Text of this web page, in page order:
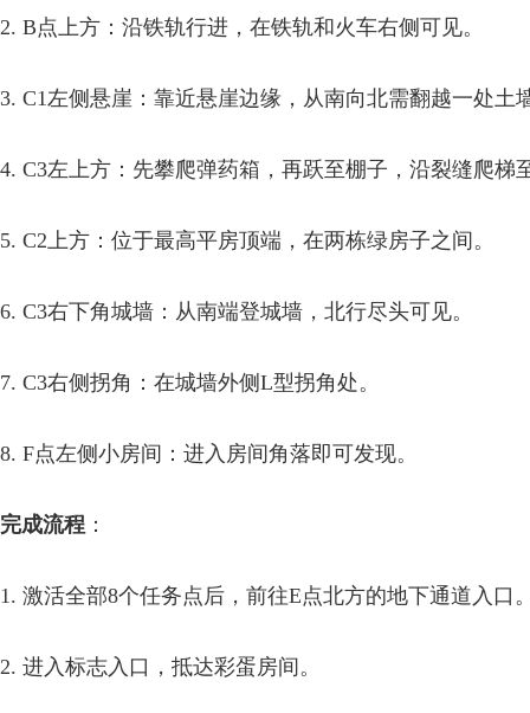
2. B点上方：沿铁轨行进，在铁轨和火车右侧可见。
3. C1左侧悬崖：靠近悬崖边缘，从南向北需翻越一处土
4. C3左上方：先攀爬弹药箱，再跃至棚子，沿裂缝爬梯
5. C2上方：位于最高平房顶端，在两栋绿房子之间。
6. C3右下角城墙：从南端登城墙，北行尽头可见。
7. C3右侧拐角：在城墙外侧L型拐角处。
8. F点左侧小房间：进入房间角落即可发现。
完成流程 ：
1. 激活全部8个任务点后，前往E点北方的地下通道入口
2. 进入标志入口，抵达彩蛋房间。